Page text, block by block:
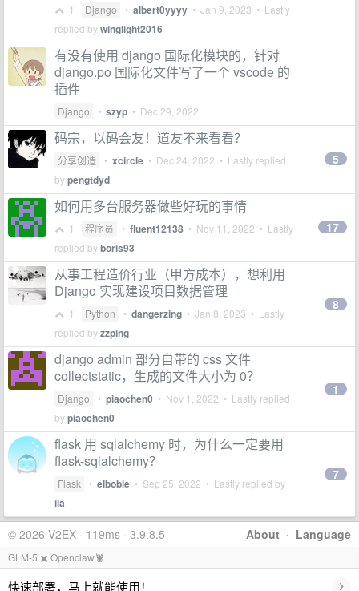
1 Django • albert0yyyy • Jan 9, 2023 • Lastly
replied bywinglight2016
有没有使用 django 国际化模块的，针对
django.po 国际化文件写了一个 vscode 的
插件
Django • szyp • Dec 29, 2022
码宗，以码会友！道友不来看看？
分享创造 • xcircle • Dec 24, 2022 • Lastly replied
bypengtdyd
5
如何用多台服务器做些好玩的事情
1 程序员 • fluent12138 • Nov 11, 2022 • Lastly
replied byboris93
17
从事工程造价行业（甲方成本），想利用
Django 实现建设项目数据管理
1 Python • dangerzing • Jan 8, 2023 • Lastly
replied byzzping
8
django admin 部分自带的 css 文件
collectstatic，生成的文件大小为 0？
Django • piaochen0 • Nov 1, 2022 • Lastly replied
bypiaochen0
1
flask 用 sqlalchemy 时，为什么一定要用
flask-sqlalchemy？
Flask • elboble • Sep 25, 2022 • Lastly replied by
ila
7
About · Language
© 2026 V2EX · 119ms · 3.9.8.5
GLM-5 ✖️ Openclaw🦞
快速部署，马上就能使用！ ›